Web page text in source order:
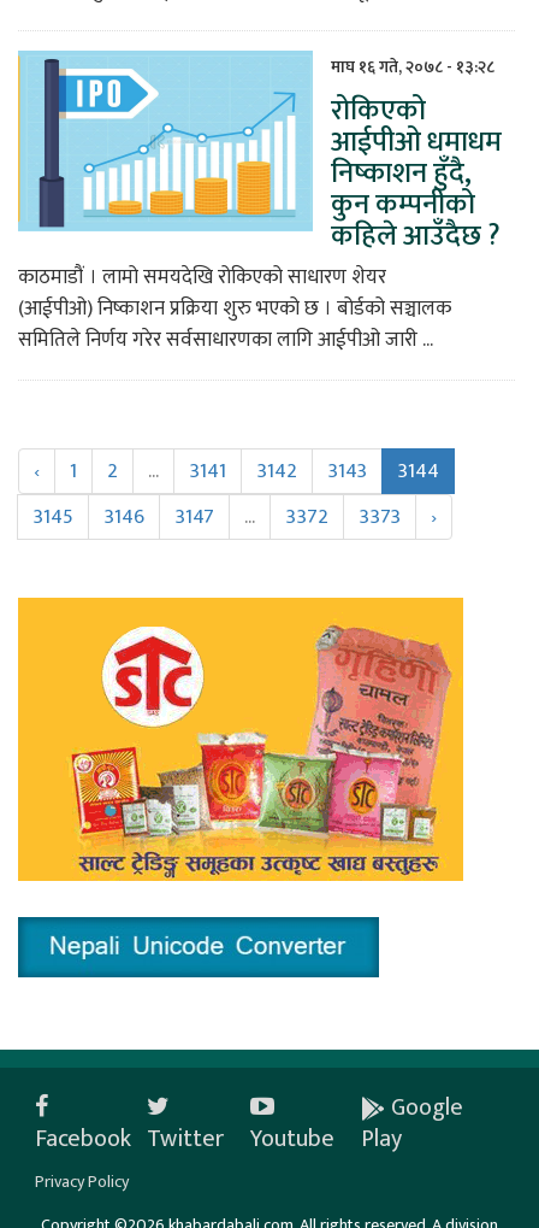
माघ १६ गते, २०७८ - १३:२८
रोकिएको
आईपीओ धमाधम
निष्काशन हुँदै,
कुन कम्पनीको
कहिले आउँदैछ ?
काठमाडौं । लामो समयदेखि रोकिएको साधारण शेयर
(आईपीओ) निष्काशन प्रक्रिया शुरु भएको छ । बोर्डको सञ्चालक
समितिले निर्णय गरेर सर्वसाधारणका लागि आईपीओ जारी ...
‹ 1 2 ... 3141 3142 3143
3144
3145
3146 3147 ... 3372 3373 ›
Facebook Twitter Youtube
Google
Play
Privacy Policy